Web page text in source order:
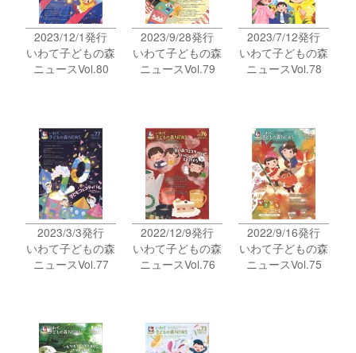
2023/12/1発行
いわて子どもの森
ニュースVol.80
2023/9/28発行
いわて子どもの森
ニュースVol.79
2023/7/12発行
いわて子どもの森
ニュースVol.78
2023/3/3発行
いわて子どもの森
ニュースVol.77
2022/12/9発行
いわて子どもの森
ニュースVol.76
2022/9/16発行
いわて子どもの森
ニュースVol.75